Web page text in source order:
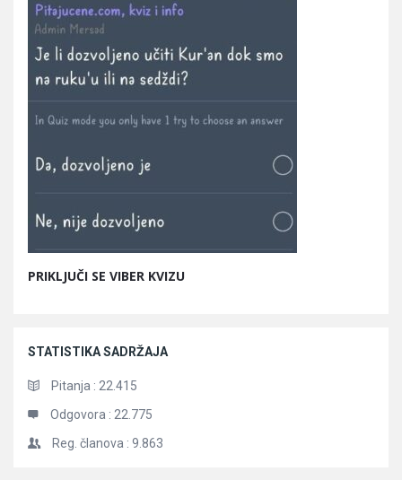
PRIKLJUČI SE VIBER KVIZU
STATISTIKA SADRŽAJA
Pitanja : 22.415
Odgovora : 22.775
Reg. članova : 9.863